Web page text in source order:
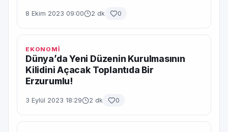
8 Ekim 2023 09:00 2 dk 0
EKONOMİ
Dünya’da Yeni Düzenin Kurulmasının
Kilidini Açacak Toplantıda Bir
Erzurumlu!
3 Eylül 2023 18:29 2 dk 0